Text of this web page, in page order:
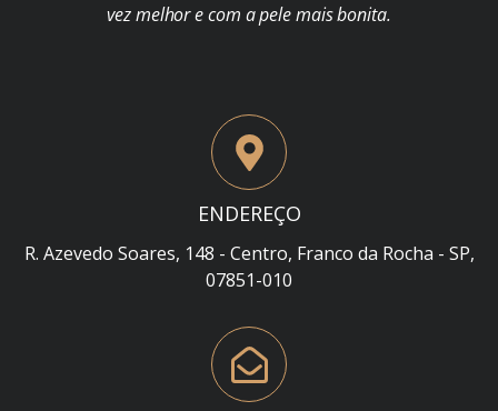
vez melhor e com a pele mais bonita.
ENDEREÇO
R. Azevedo Soares, 148 - Centro, Franco da Rocha - SP,
07851-010